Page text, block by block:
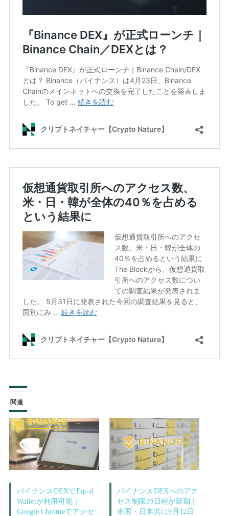
関連
バイナンスDEXでEqual
Walletが利用可能｜
Google Chromeでアクセ
バイナンスDEXへのアク
セス制限の日程が延期｜
米国・日本共に9月12日